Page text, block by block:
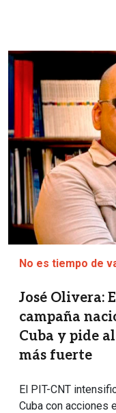
Imagen
No es tiempo de
José Olivera:
campaña
Cuba y pide
más fuerte
El PIT-CNT
Cuba con acciones